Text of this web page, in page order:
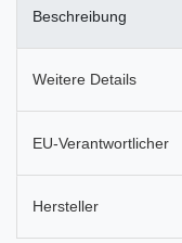
Beschreibung
Weitere Details
EU-Verantwortlicher
Hersteller